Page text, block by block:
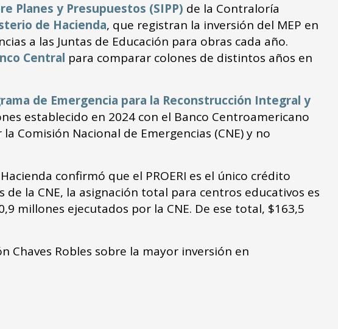
Planes y Presupuestos (SIPP) de la Contraloría
de Hacienda, que registran la inversión del MEP en
a las Juntas de Educación para obras cada año.
Central para comparar colones de distintos años en
de Emergencia para la Reconstrucción Integral y
establecido en 2024 con el Banco Centroamericano
Comisión Nacional de Emergencias (CNE) y no
confirmó que el PROERI es el único crédito
la CNE, la asignación total para centros educativos es
millones ejecutados por la CNE. De ese total, $163,5
Chaves Robles sobre la mayor inversión en